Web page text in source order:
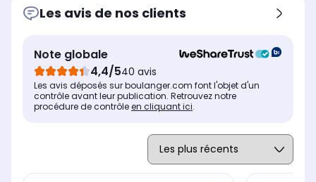
Le + produit
mouvement, pour une
immersion comme au
cinéma.
Puissance Puissance
Les avis de nos clients
Note globale
4,4/540 avis
Les avis déposés sur boulanger.com font l'objet d'un
contrôle avant leur publication. Retrouvez notre
procédure de contrôleen cliquant ici.